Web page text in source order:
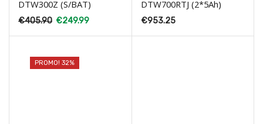
DTW300Z (S/BAT)
€405.90 €249.99
DTW700RTJ (2*5Ah)
€953.25
PROMO! 32%